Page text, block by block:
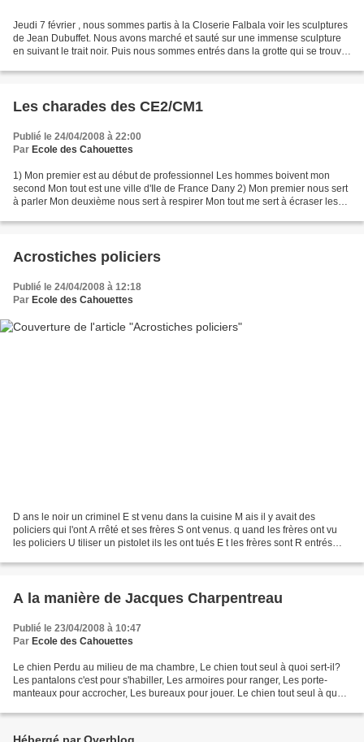
Jeudi 7 février , nous sommes partis à la Closerie Falbala voir les sculptures
de Jean Dubuffet. Nous avons marché et sauté sur une immense sculpture
en suivant le trait noir. Puis nous sommes entrés dans la grotte qui se trouve
Les charades des CE2/CM1
Publié le 24/04/2008 à 22:00
Par Ecole des Cahouettes
1) Mon premier est au début de professionnel Les hommes boivent mon
second Mon tout est une ville d'Ile de France Dany 2) Mon premier nous sert
à parler Mon deuxième nous sert à respirer Mon tout me sert à écraser les
Acrostiches policiers
Publié le 24/04/2008 à 12:18
Par Ecole des Cahouettes
D ans le noir un criminel E st venu dans la cuisine M ais il y avait des
policiers qui l'ont A rrêté et ses frères S ont venus. q uand les frères ont vu
les policiers U tiliser un pistolet ils les ont tués E t les frères sont R entrés
A la manière de Jacques Charpentreau
Publié le 23/04/2008 à 10:47
Par Ecole des Cahouettes
Le chien Perdu au milieu de ma chambre, Le chien tout seul à quoi sert-il?
Les pantalons c'est pour s'habiller, Les armoires pour ranger, Les porte-
manteaux pour accrocher, Les bureaux pour jouer. Le chien tout seul à quoi